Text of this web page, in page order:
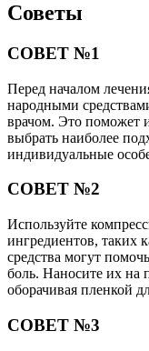
Советы
СОВЕТ №1
Перед началом
народными
врачом. Это поможет
выбрать наиболее
индивидуальные
СОВЕТ №2
Используйте
ингредиентов, таких
средства могут
боль. Наносите их на
оборачивая пленкой
СОВЕТ №3